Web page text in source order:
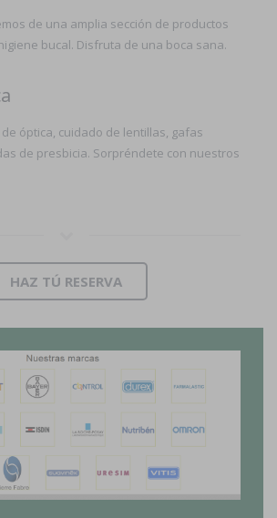
de una amplia sección de productos
bucal. Disfruta de una boca sana.
óptica, cuidado de lentillas, gafas
de presbicia. Sorpréndete con nuestros
HAZ TÚ RESERVA